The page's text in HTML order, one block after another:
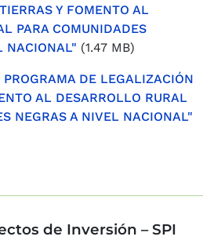
Y FOMENTO AL
PARA COMUNIDADES
NACIONAL" (1.47 MB)
DE LEGALIZACIÓN
AL DESARROLLO RURAL
NEGRAS A NIVEL NACIONAL"
de Inversión – SPI